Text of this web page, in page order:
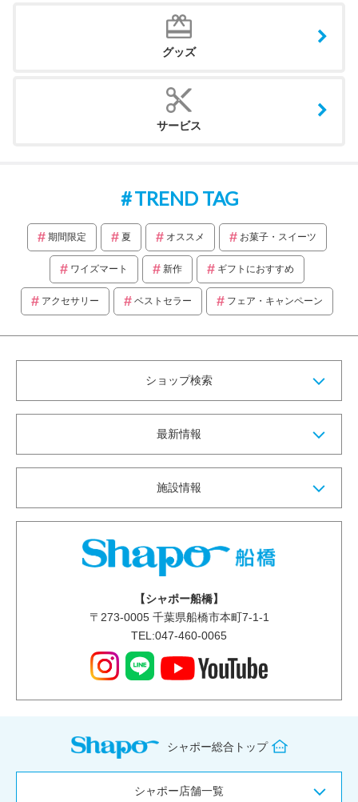
グッズ
サービス
TREND TAG
期間限定 夏 オススメ お菓子・スイーツ
ワイズマート 新作 ギフトにおすすめ
アクセサリー ベストセラー フェア・キャンペーン
ショップ検索
最新情報
施設情報
【シャポー船橋】
〒 273-0005千葉県船橋市本町7-1-1
TEL:047-460-0065
シャポー総合トップ
シャポー店舗一覧